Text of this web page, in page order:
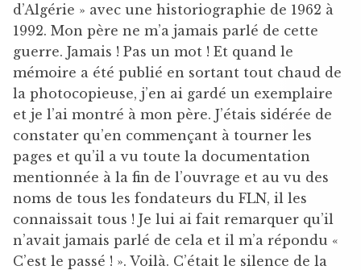
d’Algérie » avec une historiographie de 1962 à
1992. Mon père ne m’a jamais parlé de cette
guerre. Jamais ! Pas un mot ! Et quand le
mémoire a été publié en sortant tout chaud de
la photocopieuse, j’en ai gardé un exemplaire
et je l’ai montré à mon père. J’étais sidérée de
constater qu’en commençant à tourner les
pages et qu’il a vu toute la documentation
mentionnée à la fin de l’ouvrage et au vu des
noms de tous les fondateurs du FLN, il les
connaissait tous ! Je lui ai fait remarquer qu’il
n’avait jamais parlé de cela et il m’a répondu «
C’est le passé ! ». Voilà. C’était le silence de la